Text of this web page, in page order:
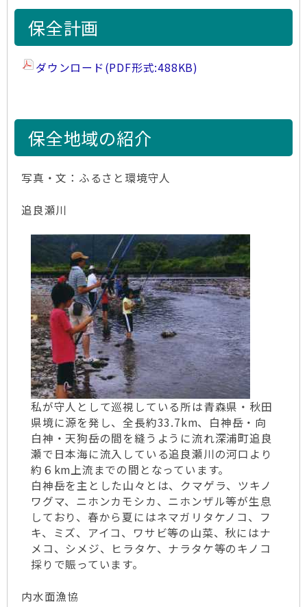
保全計画
ダウンロード(PDF形式:488KB)
保全地域の紹介
写真・文：ふるさと環境守人
追良瀬川
私が守人として巡視している所は青森県・秋田
県境に源を発し、全長約33.7km、白神岳・向
白神・天狗岳の間を縫うように流れ深浦町追良
瀬で日本海に流入している追良瀬川の河口より
約６km上流までの間となっています。
白神岳を主とした山々とは、クマゲラ、ツキノ
ワグマ、ニホンカモシカ、ニホンザル等が生息
しており、春から夏にはネマガリタケノコ、フ
キ、ミズ、アイコ、ワサビ等の山菜、秋にはナ
メコ、シメジ、ヒラタケ、ナラタケ等のキノコ
採りで賑っています。
内水面漁協